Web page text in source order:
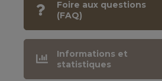
Foire aux questions
(FAQ)
Informations et
statistiques